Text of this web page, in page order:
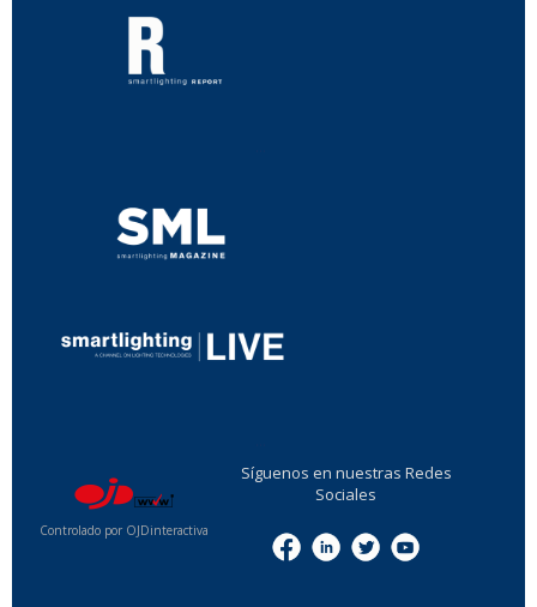
Controlado por OJDinteractiva
Síguenos en nuestras Redes
Sociales